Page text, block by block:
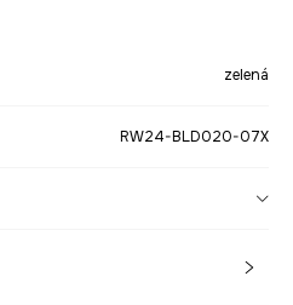
zelená
RW24-BLD020-07X